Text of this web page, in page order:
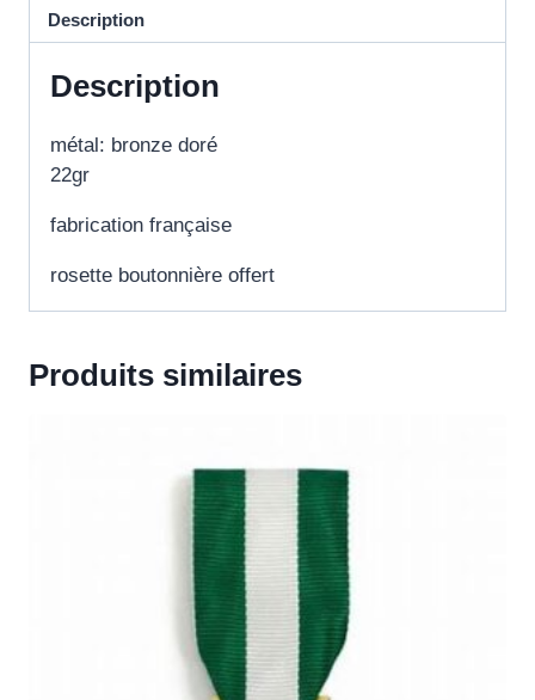
Description
Description
métal: bronze doré
22gr
fabrication française
rosette boutonnière offert
Produits similaires